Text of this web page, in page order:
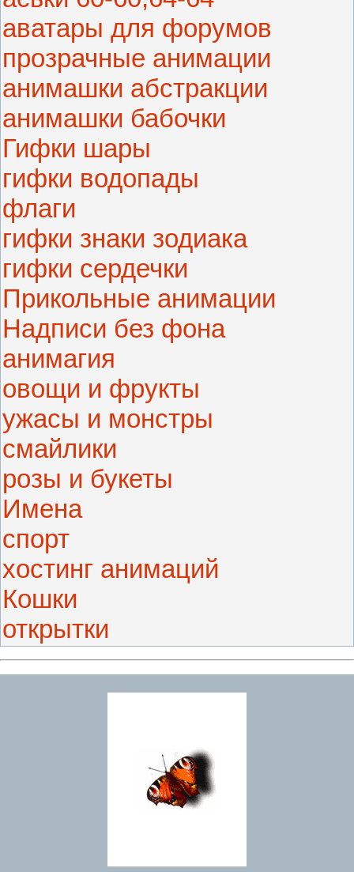
аватары для форумов
прозрачные анимации
анимашки абстракции
анимашки бабочки
Гифки шары
гифки водопады
флаги
гифки знаки зодиака
гифки сердечки
Прикольные анимации
Надписи без фона
анимагия
овощи и фрукты
ужасы и монстры
смайлики
розы и букеты
Имена
спорт
хостинг анимаций
Кошки
открытки